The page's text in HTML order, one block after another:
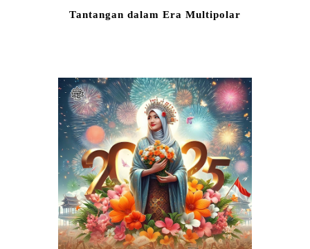
Tantangan dalam Era Multipolar